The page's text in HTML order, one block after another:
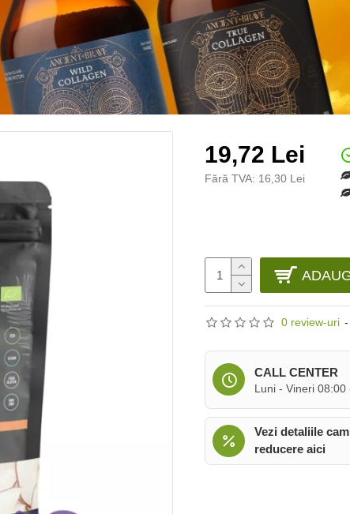
0 review-uri -
19,72 Lei
Fără TVA: 16,30 Lei
CALL CENTER
Luni - Vineri 08:00
Vezi detaliile
reducere aici